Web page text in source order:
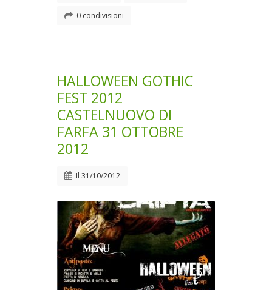
0 condivisioni
HALLOWEEN GOTHIC
FEST 2012
CASTELNUOVO DI
FARFA 31 OTTOBRE
2012
Il 31/10/2012